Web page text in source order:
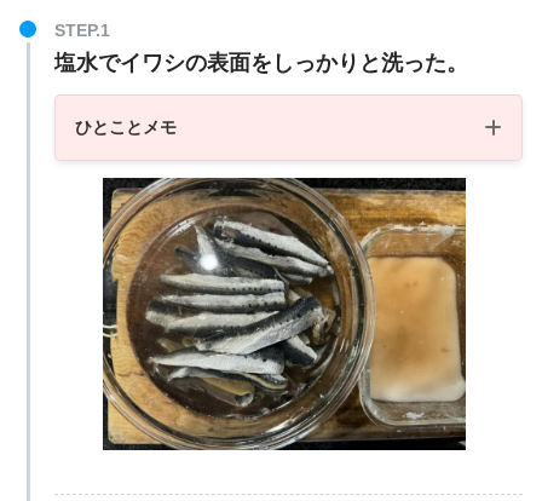
塩水でイワシの表面をしっかりと洗った。
ひとことメモ